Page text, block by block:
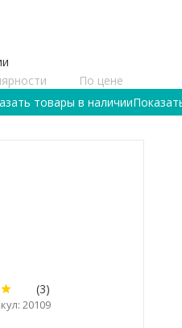
По цене
товары в наличии
(3)
20109